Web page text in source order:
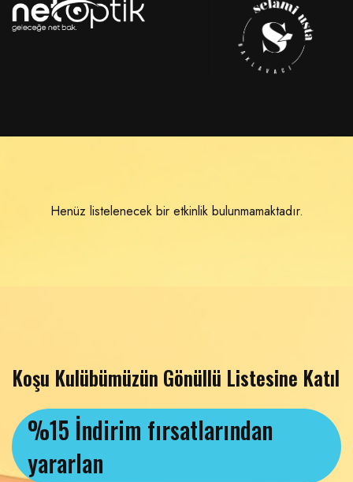
Henüz listelenecek bir etkinlik bulunmamaktadır.
Koşu Kulübümüzün Gönüllü Listesine Katıl
%15 İndirim fırsatlarından
yararlan